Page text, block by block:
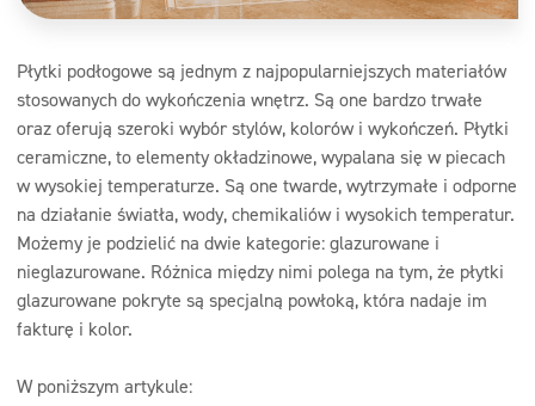
Płytki podłogowe są jednym z najpopularniejszych materiałów
stosowanych do wykończenia wnętrz. Są one bardzo trwałe
oraz oferują szeroki wybór stylów, kolorów i wykończeń. Płytki
ceramiczne, to elementy okładzinowe, wypalana się w piecach
w wysokiej temperaturze. Są one twarde, wytrzymałe i odporne
na działanie światła, wody, chemikaliów i wysokich temperatur.
Możemy je podzielić na dwie kategorie: glazurowane i
nieglazurowane. Różnica między nimi polega na tym, że płytki
glazurowane pokryte są specjalną powłoką, która nadaje im
fakturę i kolor.
W poniższym artykule: